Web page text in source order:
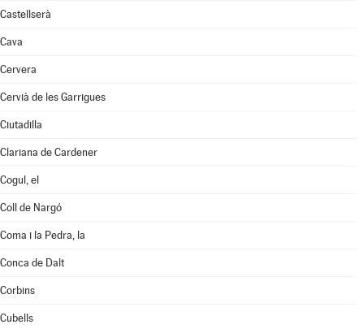
Castellserà
Cava
Cervera
Cervià de les Garrigues
Ciutadilla
Clariana de Cardener
Cogul, el
Coll de Nargó
Coma i la Pedra, la
Conca de Dalt
Corbins
Cubells